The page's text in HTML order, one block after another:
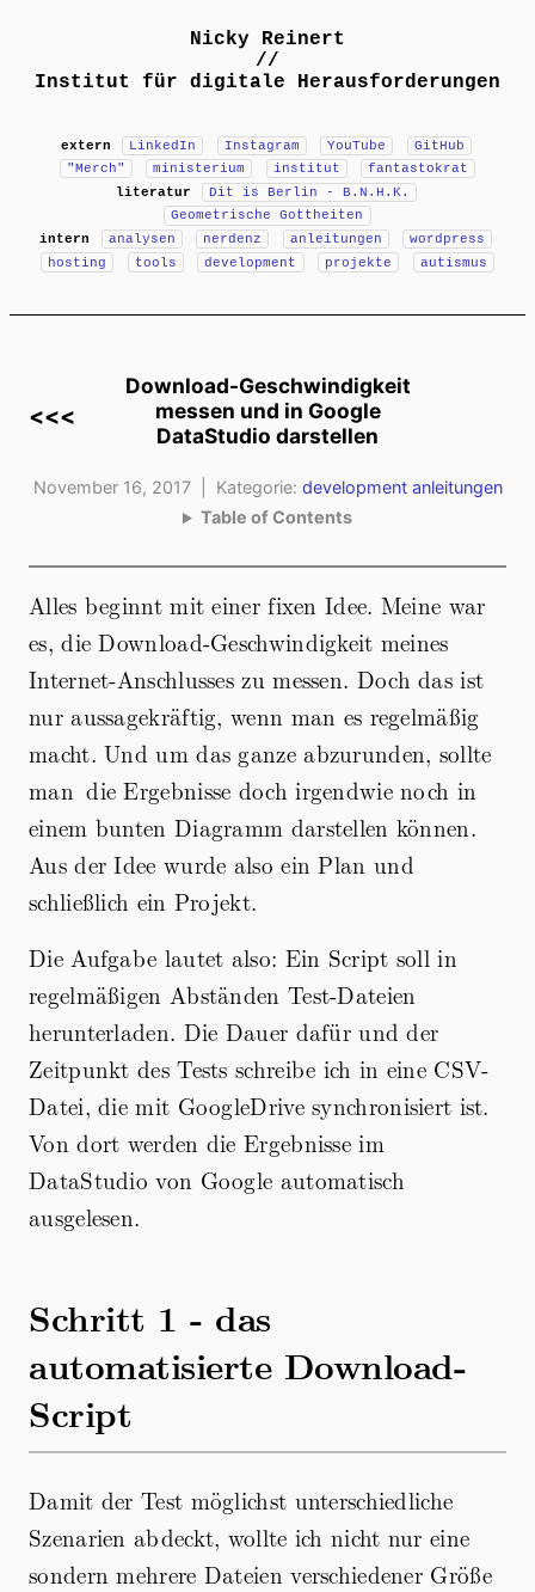
Nicky Reinert
//
Institut für digitale Herausforderungen
extern LinkedIn Instagram YouTube
GitHub
"Merch"
ministerium institut
fantastokrat
literatur
Dit is Berlin - B.N.H.K.
Geometrische Gottheiten
intern
analysen nerdenz anleitungen
wordpress
hosting
tools development projekte autismus
<<<
Download-Geschwindigkeit
messen und in Google
DataStudio darstellen
November 16, 2017 | Kategorie: development anleitungen
Table of Contents
Alles beginnt mit einer fixen Idee. Meine war
es, die Download-Geschwindigkeit meines
Internet-Anschlusses zu messen. Doch das ist
nur aussagekräftig, wenn man es regelmäßig
macht. Und um das ganze abzurunden, sollte
man die Ergebnisse doch irgendwie noch in
einem bunten Diagramm darstellen können.
Aus der Idee wurde also ein Plan und
schließlich ein Projekt.
Die Aufgabe lautet also: Ein Script soll in
regelmäßigen Abständen Test-Dateien
herunterladen. Die Dauer dafür und der
Zeitpunkt des Tests schreibe ich in eine CSV-
Datei, die mit GoogleDrive synchronisiert ist.
Von dort werden die Ergebnisse im
DataStudio von Google automatisch
ausgelesen.
Schritt 1 - das
automatisierte Download-
Script
Damit der Test möglichst unterschiedliche
Szenarien abdeckt, wollte ich nicht nur eine
sondern mehrere Dateien verschiedener Größe